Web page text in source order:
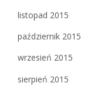
listopad 2015
październik 2015
wrzesień 2015
sierpień 2015